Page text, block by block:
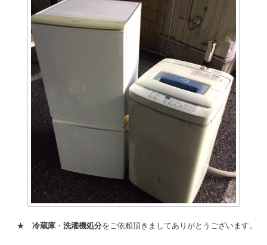
★ 冷蔵庫 ・ 洗濯機処分をご依頼頂きましてありがとうございます。